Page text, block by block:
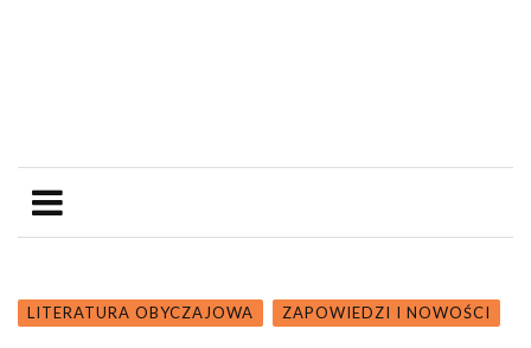
LITERATURA OBYCZAJOWA ZAPOWIEDZI I NOWOŚCI